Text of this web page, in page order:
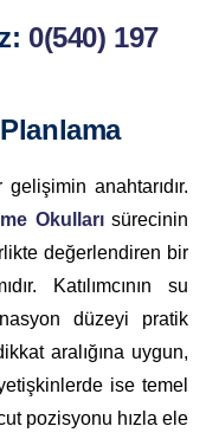
0(540) 197
anahtarıdır.
Okullarısürecinin
değerlendiren bir
Katılımcının su
düzeyi pratik
aralığına uygun,
ise temel
pozisyonu hızla ele